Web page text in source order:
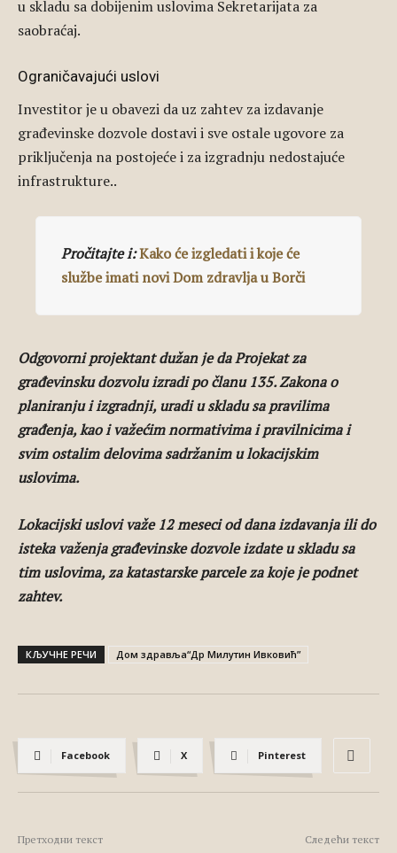
u skladu sa dobijenim uslovima Sekretarijata za
saobraćaj.
Ograničavajući uslovi
Investitor je u obavezi da uz zahtev za izdavanje
građevinske dozvole dostavi i sve ostale ugovore za
priključenja na postojeće i za izgradnju nedostajuće
infrastrukture..
Pročitajte i:Kako će izgledati i koje će
službe imati novi Dom zdravlja u Borči
Odgovorni projektant dužan je da Projekat za
građevinsku dozvolu izradi po članu 135. Zakona o
planiranju i izgradnji, uradi u skladu sa pravilima
građenja, kao i važećim normativima i pravilnicima i
svim ostalim delovima sadržanim u lokacijskim
uslovima.
Lokacijski uslovi važe 12 meseci od dana izdavanja ili do
isteka važenja građevinske dozvole izdate u skladu sa
tim uslovima, za katastarske parcele za koje je podnet
zahtev.
КЉУЧНЕ РЕЧИ Дом здравља“Др Милутин Ивковић”
Facebook X Pinterest
Претходни текст Следећи текст